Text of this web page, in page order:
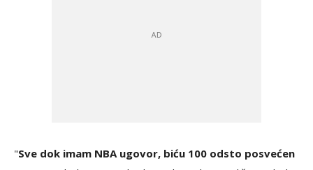
"Sve dok imam NBA ugovor, biću 100 odsto posvećen